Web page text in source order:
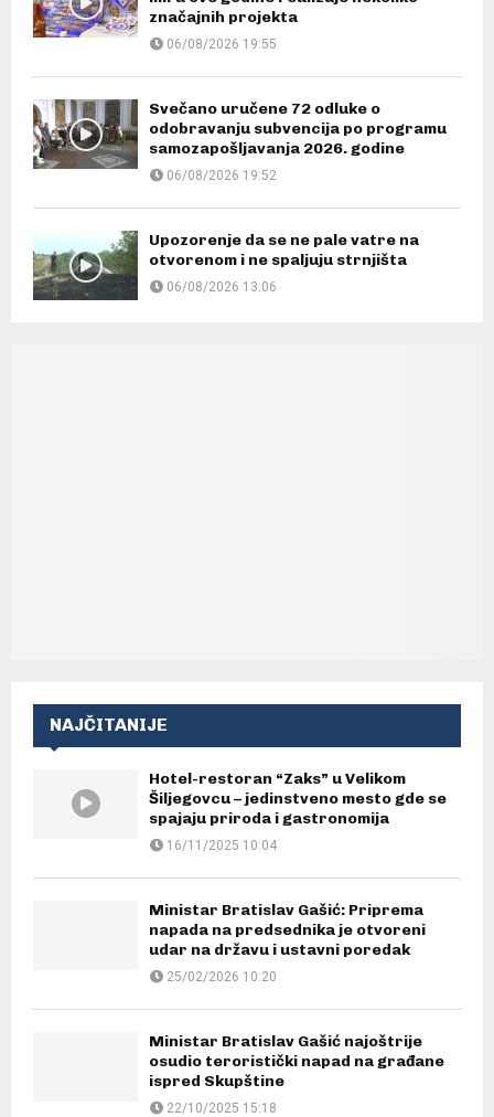
značajnih projekta
06/08/2026 19:55
Svečano uručene 72 odluke o
odobravanju subvencija po programu
samozapošljavanja 2026. godine
06/08/2026 19:52
Upozorenje da se ne pale vatre na
otvorenom i ne spaljuju strnjišta
06/08/2026 13:06
NAJČITANIJE
Hotel-restoran “Zaks” u Velikom
Šiljegovcu – jedinstveno mesto gde se
spajaju priroda i gastronomija
16/11/2025 10:04
Ministar Bratislav Gašić: Priprema
napada na predsednika je otvoreni
udar na državu i ustavni poredak
25/02/2026 10:20
Ministar Bratislav Gašić najoštrije
osudio teroristički napad na građane
ispred Skupštine
22/10/2025 15:18